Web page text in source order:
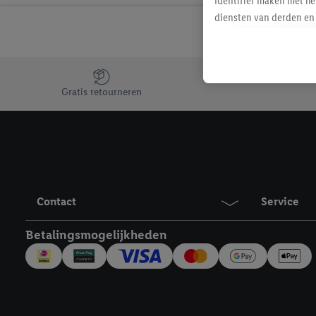
Jouw voordelen bij ons als Lidl webshop klant
Gratis retourneren
Contact Service
Betalingsmogelijkheden
diensten van derden
Als je hiervoor
eerder interesse hebt
maar het niet te
mailadres en met
Onder "Aanpassen"
Door te klikken op
technieken worden
inclusief over de
trekken, vind je in onze
over de cookies die